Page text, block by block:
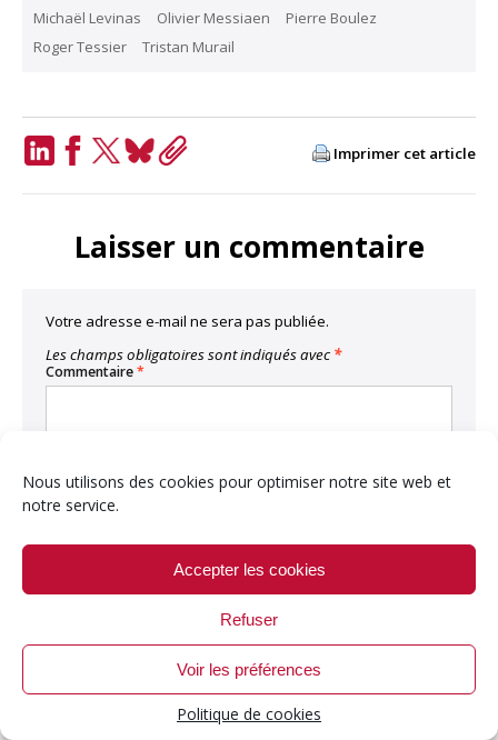
Nous utilisons des cookies pour optimiser notre site web et
notre service.
Accepter les cookies
Refuser
Voir les préférences
Politique de cookies
Michaël Levinas
Olivier Messiaen
Pierre Boulez
Roger Tessier
Tristan Murail
Imprimer cet article
Laisser un commentaire
Votre adresse e-mail ne sera pas publiée.
Les champs obligatoires sont indiqués avec *
Commentaire*
Nom*
E-mail*